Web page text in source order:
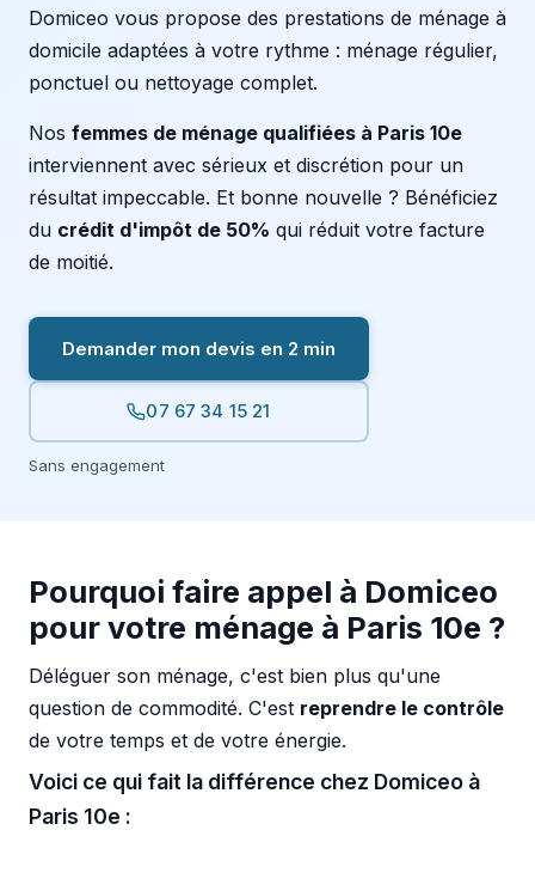
Domiceo vous propose des prestations de ménage à
domicile adaptées à votre rythme : ménage régulier,
ponctuel ou nettoyage complet.
Nos femmes de ménage qualifiées à Paris 10e
interviennent avec sérieux et discrétion pour un
résultat impeccable. Et bonne nouvelle ? Bénéficiez
du crédit d'impôt de 50% qui réduit votre facture
de moitié.
Demander mon devis en 2 min
07 67 34 15 21
Sans engagement
Pourquoi faire appel à Domiceo
pour votre ménage à Paris 10e ?
Déléguer son ménage, c'est bien plus qu'une
question de commodité. C'est reprendre le contrôle
de votre temps et de votre énergie.
Voici ce qui fait la différence chez Domiceo à
Paris 10e :